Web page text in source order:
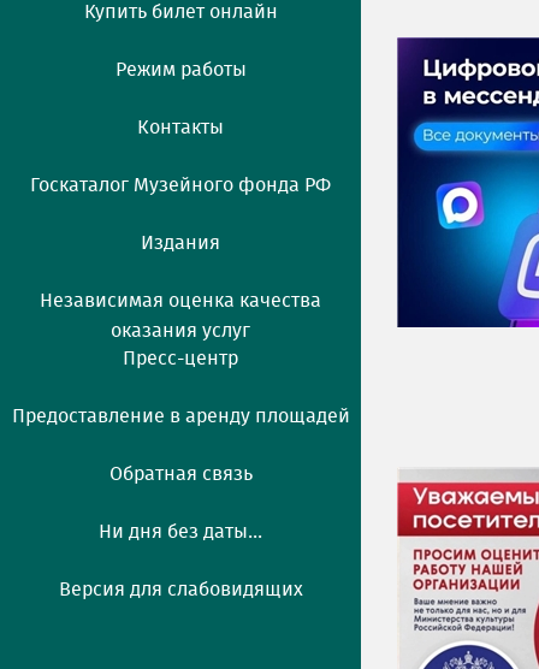
Купить билет онлайн
Режим работы
Контакты
Госкаталог Музейного фонда РФ
Издания
Независимая оценка качества
оказания услуг
Пресс-центр
Предоставление в аренду площадей
Обратная связь
Ни дня без даты...
Версия для слабовидящих